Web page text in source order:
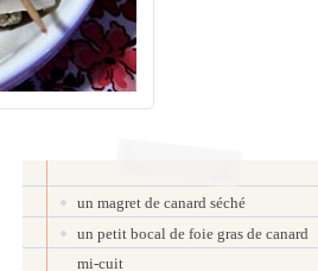
un magret de canard séché
un petit bocal de foie gras de canard
mi-cuit